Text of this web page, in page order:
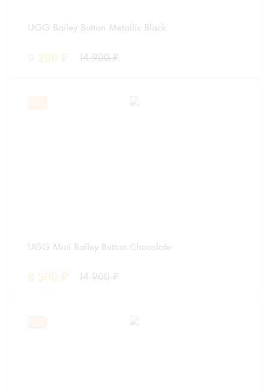
UGG Bailey Button Metallic Black
9 200 ₽ 14 900₽
UGG Mini Bailey Button Chocolate
8 300 ₽ 14 900₽